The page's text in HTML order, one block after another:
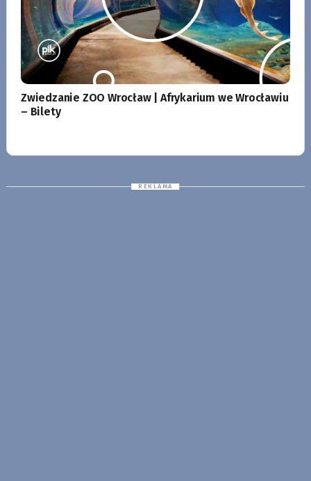
Zwiedzanie ZOO Wrocław | Afrykarium we Wrocławiu
– Bilety